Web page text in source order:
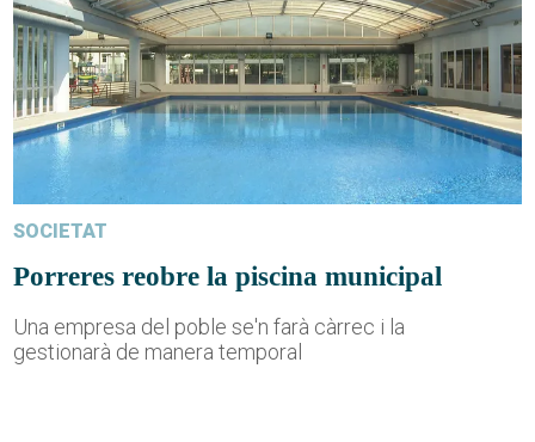
SOCIETAT
Porreres reobre la piscina municipal
Una empresa del poble se'n farà càrrec i la
gestionarà de manera temporal